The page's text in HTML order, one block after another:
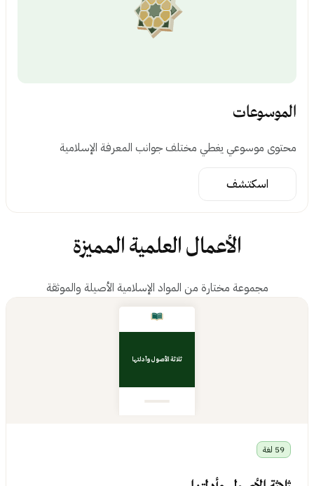
الموسوعات
محتوى موسوعي يغطي مختلف جوانب المعرفة الإسلامية
اسكتشف
الأعمال العلمية المميزة
مجموعة مختارة من المواد الإسلامية الأصيلة والموثقة
ثلاثة الأصول وأدلتها